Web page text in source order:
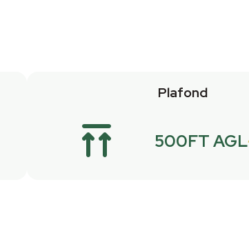
Plafond
500FT AGL